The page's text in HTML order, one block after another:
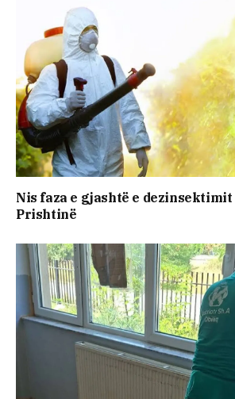
Nis faza e gjashtë e
Prishtinë